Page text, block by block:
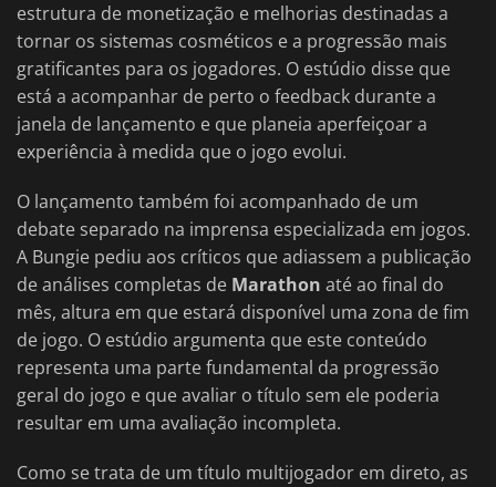
estrutura de monetização e melhorias destinadas a
tornar os sistemas cosméticos e a progressão mais
gratificantes para os jogadores. O estúdio disse que
está a acompanhar de perto o feedback durante a
janela de lançamento e que planeia aperfeiçoar a
experiência à medida que o jogo evolui.
O lançamento também foi acompanhado de um
debate separado na imprensa especializada em jogos.
A Bungie pediu aos críticos que adiassem a publicação
de análises completas de Marathon até ao final do
mês, altura em que estará disponível uma zona de fim
de jogo. O estúdio argumenta que este conteúdo
representa uma parte fundamental da progressão
geral do jogo e que avaliar o título sem ele poderia
resultar em uma avaliação incompleta.
Como se trata de um título multijogador em direto, as